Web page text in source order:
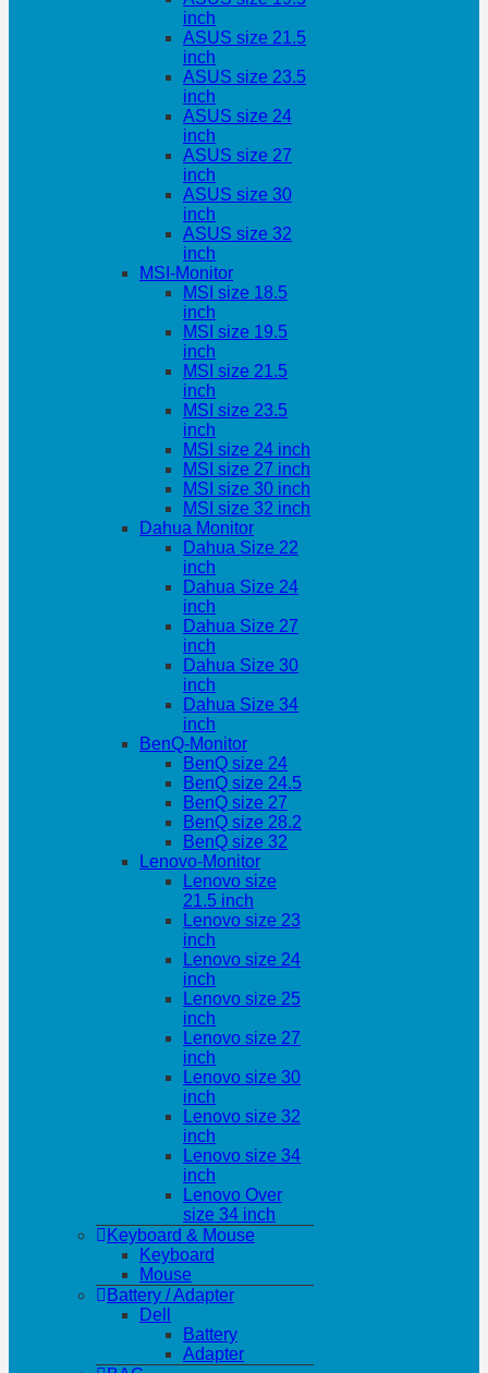
inch
ASUS size 21.5
inch
ASUS size 23.5
inch
ASUS size 24
inch
ASUS size 27
inch
ASUS size 30
inch
ASUS size 32
inch
MSI-Monitor
MSI size 18.5
inch
MSI size 19.5
inch
MSI size 21.5
inch
MSI size 23.5
inch
MSI size 24 inch
MSI size 27 inch
MSI size 30 inch
MSI size 32 inch
Dahua Monitor
Dahua Size 22
inch
Dahua Size 24
inch
Dahua Size 27
inch
Dahua Size 30
inch
Dahua Size 34
inch
BenQ-Monitor
BenQ size 24
BenQ size 24.5
BenQ size 27
BenQ size 28.2
BenQ size 32
Lenovo-Monitor
Lenovo size
21.5 inch
Lenovo size 23
inch
Lenovo size 24
inch
Lenovo size 25
inch
Lenovo size 27
inch
Lenovo size 30
inch
Lenovo size 32
inch
Lenovo size 34
inch
Lenovo Over
size 34 inch
Keyboard & Mouse
Keyboard
Mouse
Battery / Adapter
Dell
Battery
Adapter